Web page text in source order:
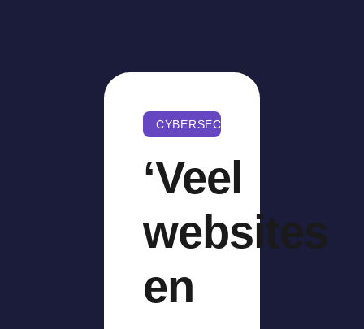
CYBERSECURITY
‘Veel
websites
en